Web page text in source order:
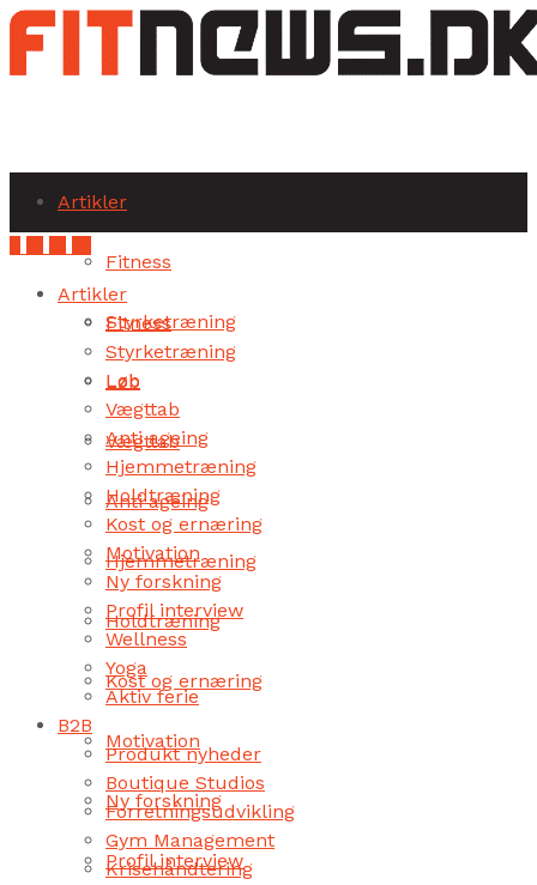
Artikler
Fitness
Styrketræning
Løb
Vægttab
Anti ageing
Hjemmetræning
Holdtræning
Kost og ernæring
Motivation
Ny forskning
Profil interview
Artikler
Fitness
Styrketræning
Løb
Vægttab
Anti ageing
Hjemmetræning
Holdtræning
Kost og ernæring
Motivation
Ny forskning
Profil interview
Wellness
Yoga
Aktiv ferie
B2B
Produkt nyheder
Boutique Studios
Forretningsudvikling
Gym Management
Krisehåndtering